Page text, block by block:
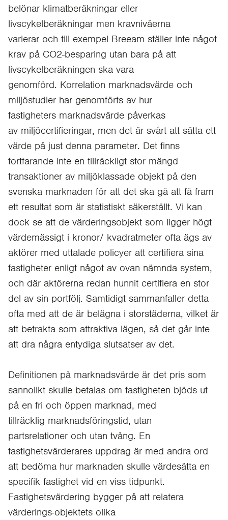
belönar klimatberäkningar eller
livscykelberäkningar men kravnivåerna
varierar och till exempel Breeam ställer inte något
krav på CO2-besparing utan bara på att
livscykelberäkningen ska vara
genomförd. Korrelation marknadsvärde och
miljöstudier har genomförts av hur
fastigheters marknadsvärde påverkas
av miljöcertifieringar, men det är svårt att sätta ett
värde på just denna parameter. Det finns
fortfarande inte en tillräckligt stor mängd
transaktioner av miljöklassade objekt på den
svenska marknaden för att det ska gå att få fram
ett resultat som är statistiskt säkerställt. Vi kan
dock se att de värderingsobjekt som ligger högt
värdemässigt i kronor/ kvadratmeter ofta ägs av
aktörer med uttalade policyer att certifiera sina
fastigheter enligt något av ovan nämnda system,
och där aktörerna redan hunnit certifiera en stor
del av sin portfölj. Samtidigt sammanfaller detta
ofta med att de är belägna i storstäderna, vilket är
att betrakta som attraktiva lägen, så det går inte
att dra några entydiga slutsatser av det.
Definitionen på marknadsvärde är det pris som
sannolikt skulle betalas om fastigheten bjöds ut
på en fri och öppen marknad, med
tillräcklig marknadsföringstid, utan
partsrelationer och utan tvång. En
fastighetsvärderares uppdrag är med andra ord
att bedöma hur marknaden skulle värdesätta en
specifik fastighet vid en viss tidpunkt.
Fastighetsvärdering bygger på att relatera
värderings-objektets olika